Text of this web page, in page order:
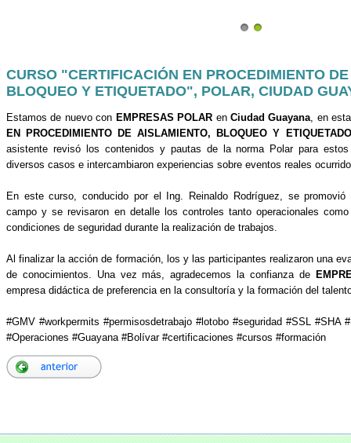
CURSO "CERTIFICACIÓN EN PROCEDIMIENTO
BLOQUEO Y ETIQUETADO", POLAR, CIUDAD
Estamos de nuevo con EMPRESAS POLAR enCiudad Guayana , en
EN PROCEDIMIENTO DE AISLAMIENTO, BLOQUEO Y
asistente revisó los contenidos y pautas de la norma Polar para estos
diversos casos e intercambiaron experiencias sobre eventos reales
En este curso, conducido por el Ing. Reinaldo Rodríguez, se
campo y se revisaron en detalle los controles tanto operacionales
condiciones de seguridad durante la realización de trabajos.
Al finalizar la acción de formación, los y las participantes realizaron una
de conocimientos. Una vez más, agradecemos la confianza de
empresa didáctica de preferencia en la consultoría y la formación del
#GMV #workpermits #permisosdetrabajo #lotobo #seguridad #SSL #SHA
#Operaciones #Guayana #Bolívar #certificaciones #cursos #formación